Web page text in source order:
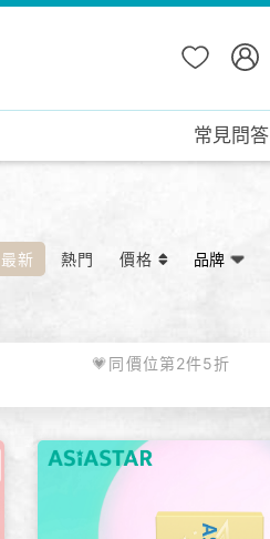
常見問答
最新 熱門 價格
💗同價位第2件5折